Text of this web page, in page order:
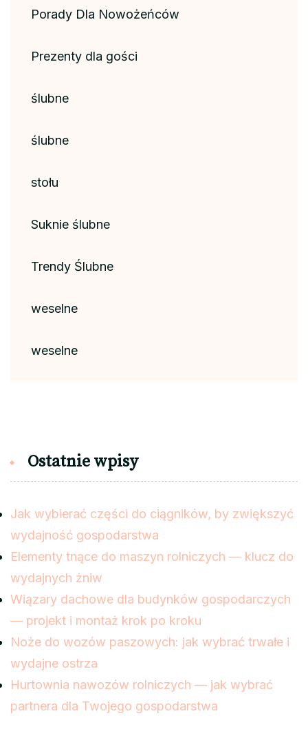
Porady Dla Nowożeńców
Prezenty dla gości
ślubne
ślubne
stołu
Suknie ślubne
Trendy Ślubne
weselne
weselne
Ostatnie wpisy
Jak wybierać części do ciągników, by zwiększyć
wydajność gospodarstwa
Elementy tnące do maszyn rolniczych — klucz do
wydajnych żniw
Wiązary dachowe dla budynków gospodarczych
— projekt i montaż krok po kroku
Noże do wozów paszowych: jak wybrać trwałe i
wydajne ostrza
Hurtownia nawozów rolniczych — jak wybrać
partnera dla Twojego gospodarstwa